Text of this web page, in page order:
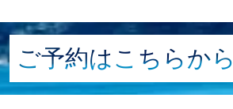
ご予約はこちらから